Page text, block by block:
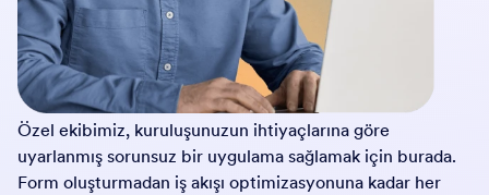
Özel ekibimiz, kuruluşunuzun ihtiyaçlarına göre
uyarlanmış sorunsuz bir uygulama sağlamak için burada.
Form oluşturmadan iş akışı optimizasyonuna kadar her